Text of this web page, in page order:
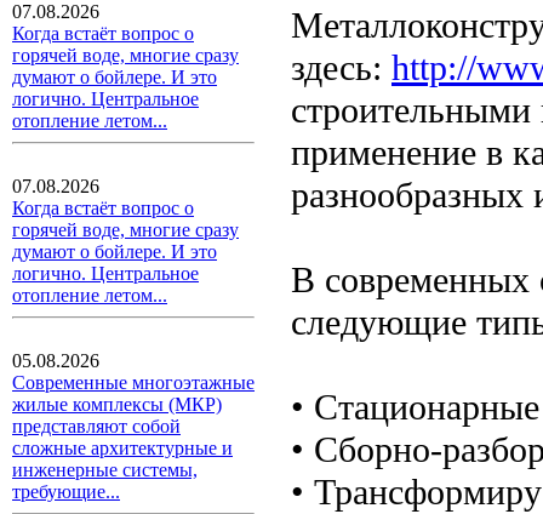
07.08.2026
Когда встаёт вопрос о
горячей воде, многие сразу
думают о бойлере. И это
логично. Центральное
отопление летом...
07.08.2026
Когда встаёт вопрос о
горячей воде, многие сразу
думают о бойлере. И это
логично. Центральное
отопление летом...
05.08.2026
Современные многоэтажные
жилые комплексы (МКР)
представляют собой
сложные архитектурные и
инженерные системы,
требующие...
здесь: http://
применение в
В современных
следующие
•
• Сборно-
•